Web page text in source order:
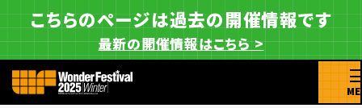
こちらのページは過去の開催情報です
最新の開催情報はこちら >